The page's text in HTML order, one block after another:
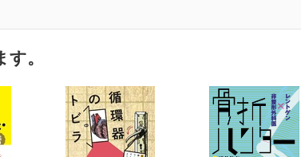
。